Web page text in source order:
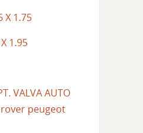
X 1.75
1.95
VALVA AUTO
peugeot